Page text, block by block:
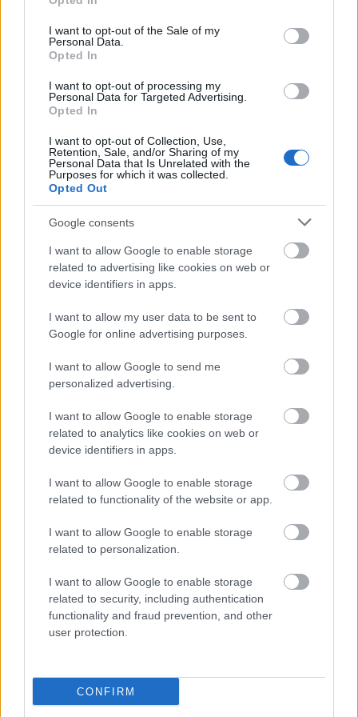
use your data for below specified purposes in below Google
consent section.
I want to opt-out of the Sale of my
Personal Data.
Opted In
I want to opt-out of processing my
Personal Data for Targeted Advertising.
Opted In
I want to opt-out of Collection, Use,
Retention, Sale, and/or Sharing of my
Personal Data that Is Unrelated with the
Purposes for which it was collected.
Opted Out
Google consents
I want to allow Google to enable storage
related to advertising like cookies on web or
device identifiers in apps.
I want to allow my user data to be sent to
Google for online advertising purposes.
I want to allow Google to send me
personalized advertising.
I want to allow Google to enable storage
related to analytics like cookies on web or
device identifiers in apps.
I want to allow Google to enable storage
related to functionality of the website or app.
I want to allow Google to enable storage
related to personalization.
I want to allow Google to enable storage
related to security, including authentication
functionality and fraud prevention, and other
user protection.
CONFIRM
Ha jól értem, a The Grid úgy fog működni, hogy
regisztrálok, a dizájn a tartalmamhoz illeszkedően
mérten kapok híreket a nagyvilágból, illetve tudom
szórni a nagyvilágba a szájtom híreit. Kicsit olyan,
TIME-SENSITIVE CONTENT
SUGGESTIONS
mentions of your company or product takes
nearly as much time as building it. What if
and automatically prepared a Press section
ready to go live? Our AI will help you get
the story out there now, because tomorrow
is too late.
GOOD CONTENT THAT FINDS YOU WHAT
THE NEWSFEED SHOULD BE
Stop spending all of your time looking for
content to fill your site. The Grid allows you
adding updates to your newsfeed that you
can instantly add to your site.
AS EASY AS A SOCIAL NETWORK AS
BEAUTIFUL & UNIQUE AS YOU
Never again change your content to fit a
website template. Just throw in videos,
images, text, products and more and